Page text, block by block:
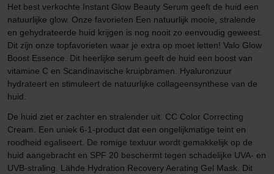
Het best verkochte Instant Glow Beauty Serum geeft de huid een
natuurlijke glow. Onze favorieten Een natuurlijk mooie, stralende
en gehydrateerde huid krijgen is nog nooit zo eenvoudig geweest.
Dit zijn onze topfavorieten waar je extra op moet letten! Valo Glow
Boost Essence. Dit heerlijke serum geeft de huid een boost van
vitamine C en Scandinavische kruipbramen. Hyaluronzuur
hydrateert en stimuleert de natuurlijke collageensynthese van de
huid.
De huid ziet er zachter en stralender uit. CC Color Correcting
Cream. Een uniek 6-1-product dat een ongelijkmatige teint en
roodheid egaliseert. De romige textuur wordt gemakkelijk op de
huid aangebracht en SPF 20 beschermt tegen schadelijke UVA- en
UVB-straling. Lähde Hydration Recovery Aerating Gel Mask. Dit